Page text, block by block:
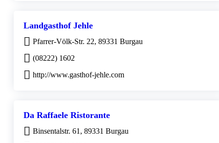
Landgasthof Jehle
Pfarrer-Völk-Str. 22, 89331 Burgau
(08222) 1602
http://www.gasthof-jehle.com
Da Raffaele Ristorante
Binsentalstr. 61, 89331 Burgau